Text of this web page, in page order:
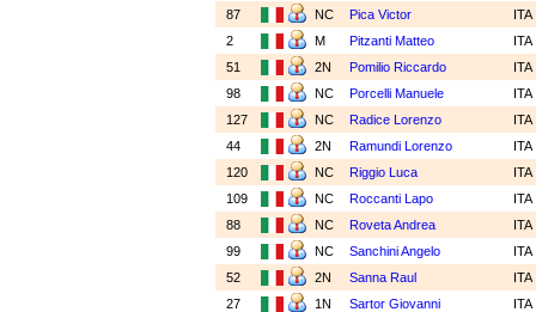
87
NC Pica Victor
ITA
2
M Pitzanti Matteo
ITA
51
2N Pomilio Riccardo
ITA
98
NC Porcelli Manuele
ITA
127
NC Radice Lorenzo
ITA
44
2N Ramundi Lorenzo
ITA
120
NC Riggio Luca
ITA
109
NC Roccanti Lapo
ITA
88
NC Roveta Andrea
ITA
99
NC Sanchini Angelo
ITA
52
2N Sanna Raul
ITA
27
1N Sartor Giovanni
ITA